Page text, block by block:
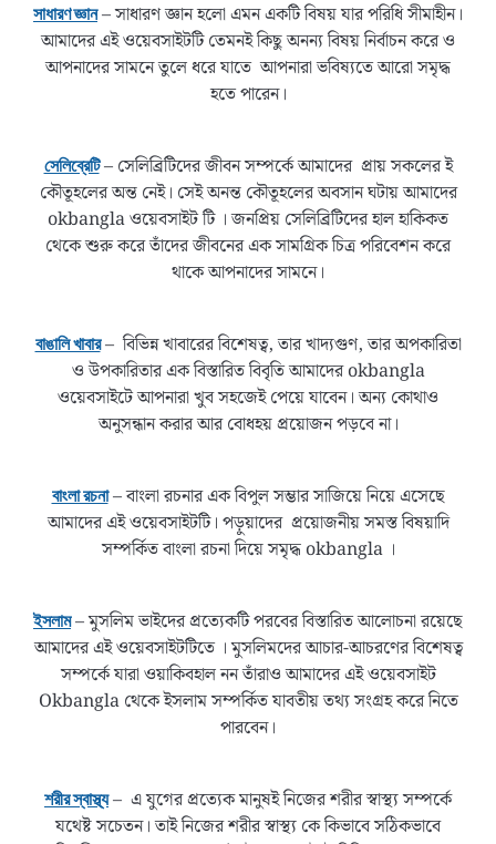
সাধারণ জ্ঞান– সাধারণ জ্ঞান হলো এমন একটি বিষয় যার পরিধি সীমাহীন।
আমাদের এই ওয়েবসাইটটি তেমনই কিছু অনন্য বিষয় নির্বাচন করে ও
আপনাদের সামনে তুলে ধরে যাতে আপনারা ভবিষ্যতে আরো সমৃদ্ধ
হতে পারেন।
সেলিব্রেটি– সেলিব্রিটিদের জীবন সম্পর্কে আমাদের প্রায় সকলের ই
কৌতূহলের অন্ত নেই। সেই অনন্ত কৌতূহলের অবসান ঘটায় আমাদের
okbangla ওয়েবসাইট টি । জনপ্রিয় সেলিব্রিটিদের হাল হাকিকত
থেকে শুরু করে তাঁদের জীবনের এক সামগ্রিক চিত্র পরিবেশন করে
থাকে আপনাদের সামনে।
বাঙালি খাবার– বিভিন্ন খাবারের বিশেষত্ব, তার খাদ্যগুণ, তার অপকারিতা
ও উপকারিতার এক বিস্তারিত বিবৃতি আমাদের okbangla
ওয়েবসাইটে আপনারা খুব সহজেই পেয়ে যাবেন। অন্য কোথাও
অনুসন্ধান করার আর বোধহয় প্রয়োজন পড়বে না।
বাংলা রচনা– বাংলা রচনার এক বিপুল সম্ভার সাজিয়ে নিয়ে এসেছে
আমাদের এই ওয়েবসাইটটি। পড়ুয়াদের প্রয়োজনীয় সমস্ত বিষয়াদি
সম্পর্কিত বাংলা রচনা দিয়ে সমৃদ্ধ okbangla ।
ইসলাম– মুসলিম ভাইদের প্রত্যেকটি পরবের বিস্তারিত আলোচনা রয়েছে
আমাদের এই ওয়েবসাইটটিতে । মুসলিমদের আচার-আচরণের বিশেষত্ব
সম্পর্কে যারা ওয়াকিবহাল নন তাঁরাও আমাদের এই ওয়েবসাইট
Okbangla থেকে ইসলাম সম্পর্কিত যাবতীয় তথ্য সংগ্রহ করে নিতে
পারবেন।
শরীর স্বাস্থ্য– এ যুগের প্রত্যেক মানুষই নিজের শরীর স্বাস্থ্য সম্পর্কে
যথেষ্ট সচেতন। তাই নিজের শরীর স্বাস্থ্য কে কিভাবে সঠিকভাবে